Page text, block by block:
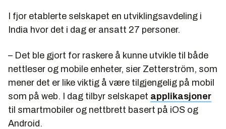
I fjor etablerte selskapet en utviklingsavdeling i
India hvor det i dag er ansatt 27 personer.
– Det ble gjort for raskere å kunne utvikle til både
nettleser og mobile enheter, sier Zetterström, som
mener det er like viktig å være tilgjengelig på mobil
som på web. I dag tilbyr selskapet applikasjoner
til smartmobiler og nettbrett basert på iOS og
Android.